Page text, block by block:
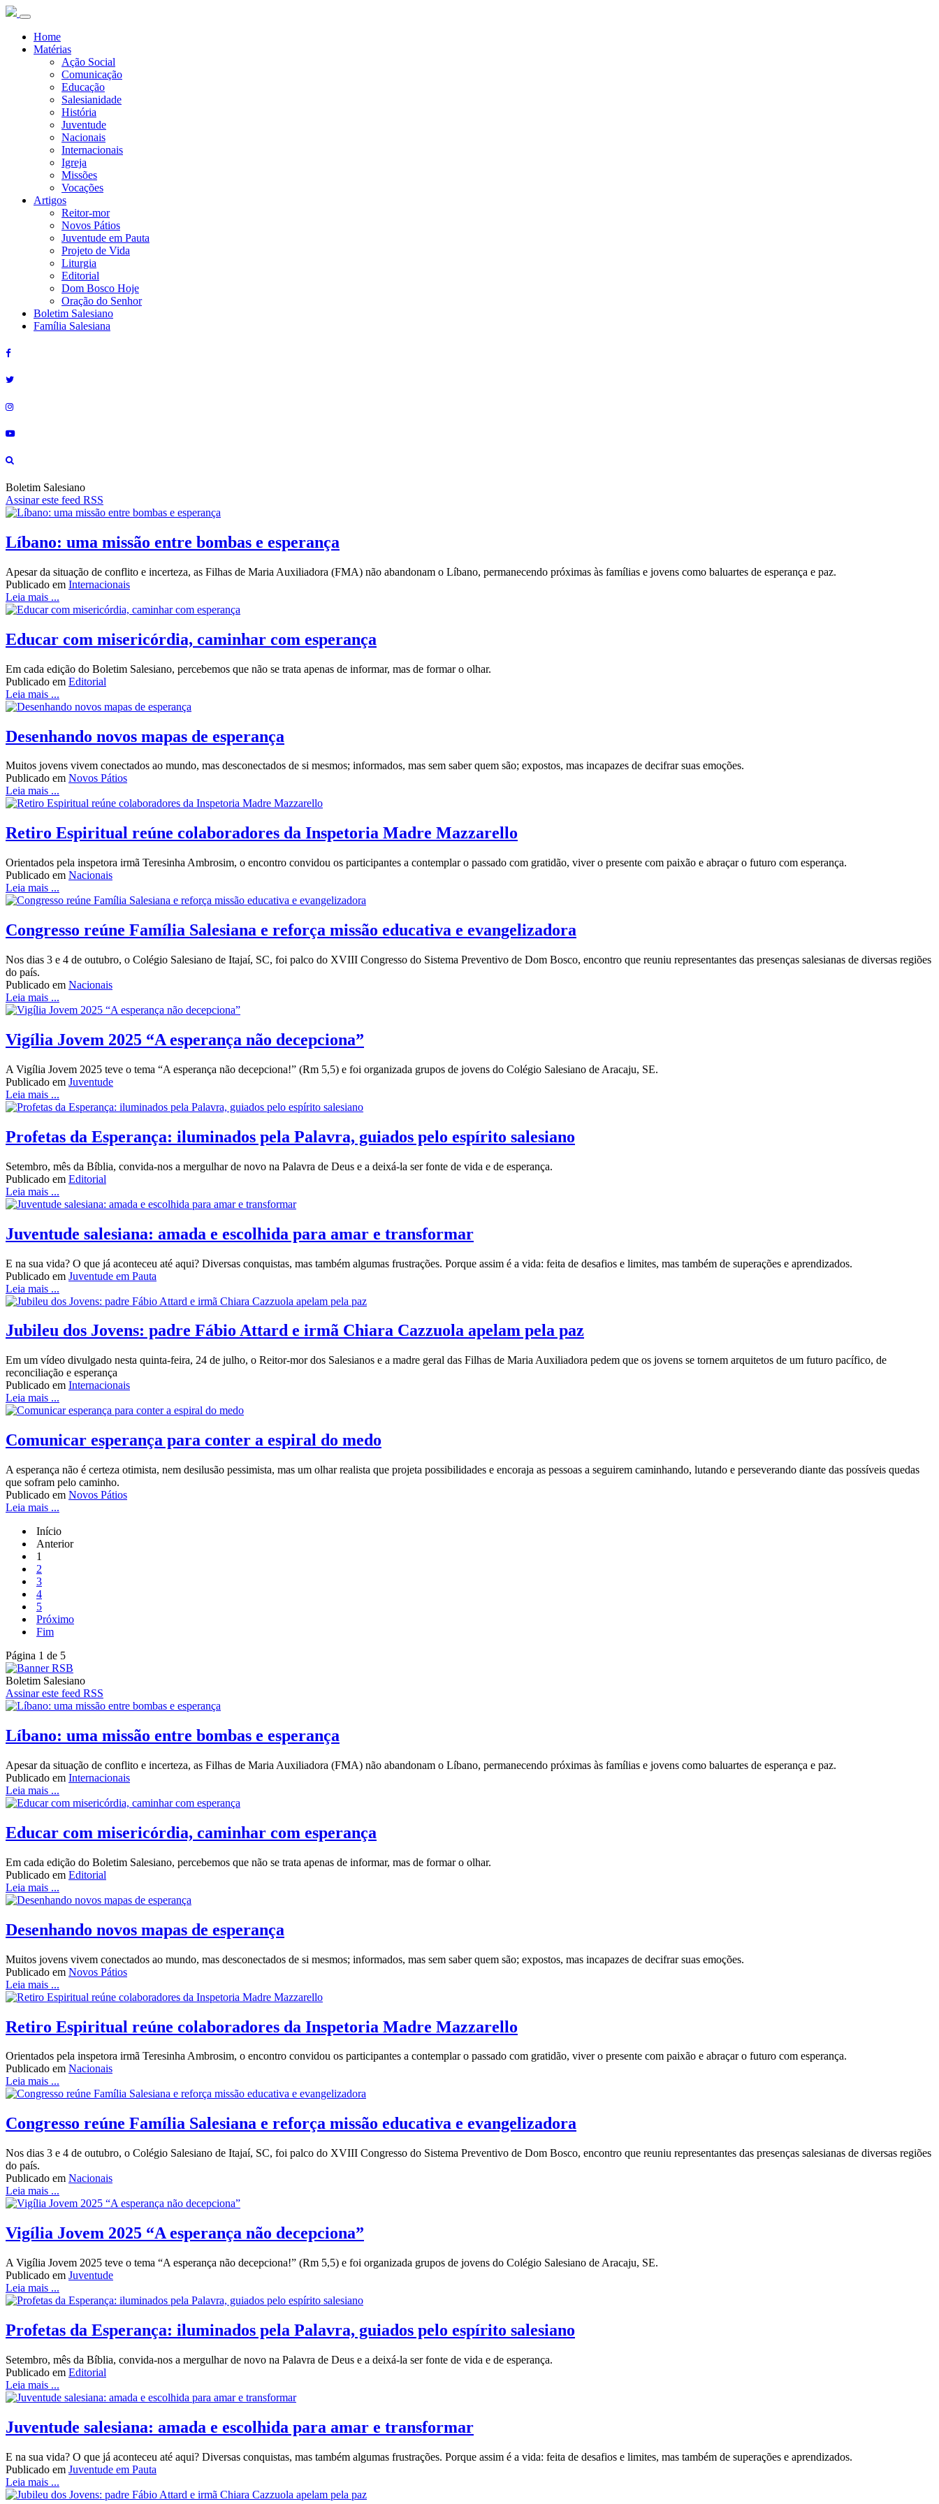
Home
Matérias
Ação Social
Comunicação
Educação
Salesianidade
História
Juventude
Nacionais
Internacionais
Igreja
Missões
Vocações
Artigos
Reitor-mor
Novos Pátios
Juventude em Pauta
Projeto de Vida
Liturgia
Editorial
Dom Bosco Hoje
Oração do Senhor
Boletim Salesiano
Família Salesiana
Boletim Salesiano
Assinar este feed RSS
Líbano: uma missão entre bombas e esperança
Apesar da situação de conflito e incerteza, as Filhas de Maria Auxiliadora (FMA) não abandonam o Líbano, permanecendo próximas às famílias e jovens como baluartes de esperança e paz.
Publicado em Internacionais
Leia mais ...
Educar com misericórdia, caminhar com esperança
Em cada edição do Boletim Salesiano, percebemos que não se trata apenas de informar, mas de formar o olhar.
Publicado em Editorial
Leia mais ...
Desenhando novos mapas de esperança
Muitos jovens vivem conectados ao mundo, mas desconectados de si mesmos; informados, mas sem saber quem são; expostos, mas incapazes de decifrar suas emoções.
Publicado em Novos Pátios
Leia mais ...
Retiro Espiritual reúne colaboradores da Inspetoria Madre Mazzarello
Orientados pela inspetora irmã Teresinha Ambrosim, o encontro convidou os participantes a contemplar o passado com gratidão, viver o presente com paixão e abraçar o futuro com esperança.
Publicado em Nacionais
Leia mais ...
Congresso reúne Família Salesiana e reforça missão educativa e evangelizadora
Nos dias 3 e 4 de outubro, o Colégio Salesiano de Itajaí, SC, foi palco do XVIII Congresso do Sistema Preventivo de Dom Bosco, encontro que reuniu representantes das presenças salesianas de diversas regiões
do país.
Publicado em Nacionais
Leia mais ...
Vigília Jovem 2025 “A esperança não decepciona”
A Vigília Jovem 2025 teve o tema “A esperança não decepciona!” (Rm 5,5) e foi organizada grupos de jovens do Colégio Salesiano de Aracaju, SE.
Publicado em Juventude
Leia mais ...
Profetas da Esperança: iluminados pela Palavra, guiados pelo espírito salesiano
Setembro, mês da Bíblia, convida-nos a mergulhar de novo na Palavra de Deus e a deixá-la ser fonte de vida e de esperança.
Publicado em Editorial
Leia mais ...
Juventude salesiana: amada e escolhida para amar e transformar
E na sua vida? O que já aconteceu até aqui? Diversas conquistas, mas também algumas frustrações. Porque assim é a vida: feita de desafios e limites, mas também de superações e aprendizados.
Publicado em Juventude em Pauta
Leia mais ...
Jubileu dos Jovens: padre Fábio Attard e irmã Chiara Cazzuola apelam pela paz
Em um vídeo divulgado nesta quinta-feira, 24 de julho, o Reitor-mor dos Salesianos e a madre geral das Filhas de Maria Auxiliadora pedem que os jovens se tornem arquitetos de um futuro pacífico, de
reconciliação e esperança
Publicado em Internacionais
Leia mais ...
Comunicar esperança para conter a espiral do medo
A esperança não é certeza otimista, nem desilusão pessimista, mas um olhar realista que projeta possibilidades e encoraja as pessoas a seguirem caminhando, lutando e perseverando diante das possíveis quedas
que sofram pelo caminho.
Publicado em Novos Pátios
Leia mais ...
Início
Anterior
1
2
3
4
5
Próximo
Fim
Página 1 de 5
Boletim Salesiano
Assinar este feed RSS
Líbano: uma missão entre bombas e esperança
Apesar da situação de conflito e incerteza, as Filhas de Maria Auxiliadora (FMA) não abandonam o Líbano, permanecendo próximas às famílias e jovens como baluartes de esperança e paz.
Publicado em Internacionais
Leia mais ...
Educar com misericórdia, caminhar com esperança
Em cada edição do Boletim Salesiano, percebemos que não se trata apenas de informar, mas de formar o olhar.
Publicado em Editorial
Leia mais ...
Desenhando novos mapas de esperança
Muitos jovens vivem conectados ao mundo, mas desconectados de si mesmos; informados, mas sem saber quem são; expostos, mas incapazes de decifrar suas emoções.
Publicado em Novos Pátios
Leia mais ...
Retiro Espiritual reúne colaboradores da Inspetoria Madre Mazzarello
Orientados pela inspetora irmã Teresinha Ambrosim, o encontro convidou os participantes a contemplar o passado com gratidão, viver o presente com paixão e abraçar o futuro com esperança.
Publicado em Nacionais
Leia mais ...
Congresso reúne Família Salesiana e reforça missão educativa e evangelizadora
Nos dias 3 e 4 de outubro, o Colégio Salesiano de Itajaí, SC, foi palco do XVIII Congresso do Sistema Preventivo de Dom Bosco, encontro que reuniu representantes das presenças salesianas de diversas regiões
do país.
Publicado em Nacionais
Leia mais ...
Vigília Jovem 2025 “A esperança não decepciona”
A Vigília Jovem 2025 teve o tema “A esperança não decepciona!” (Rm 5,5) e foi organizada grupos de jovens do Colégio Salesiano de Aracaju, SE.
Publicado em Juventude
Leia mais ...
Profetas da Esperança: iluminados pela Palavra, guiados pelo espírito salesiano
Setembro, mês da Bíblia, convida-nos a mergulhar de novo na Palavra de Deus e a deixá-la ser fonte de vida e de esperança.
Publicado em Editorial
Leia mais ...
Juventude salesiana: amada e escolhida para amar e transformar
E na sua vida? O que já aconteceu até aqui? Diversas conquistas, mas também algumas frustrações. Porque assim é a vida: feita de desafios e limites, mas também de superações e aprendizados.
Publicado em Juventude em Pauta
Leia mais ...